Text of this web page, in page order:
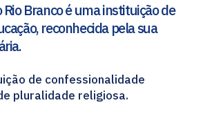
Rio Branco é uma instituição de
reconhecida pela sua
de confessionalidade
pluralidade religiosa.